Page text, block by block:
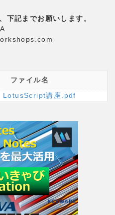
下記までお願いします。
ファイル名
LotusScript講座.pdf